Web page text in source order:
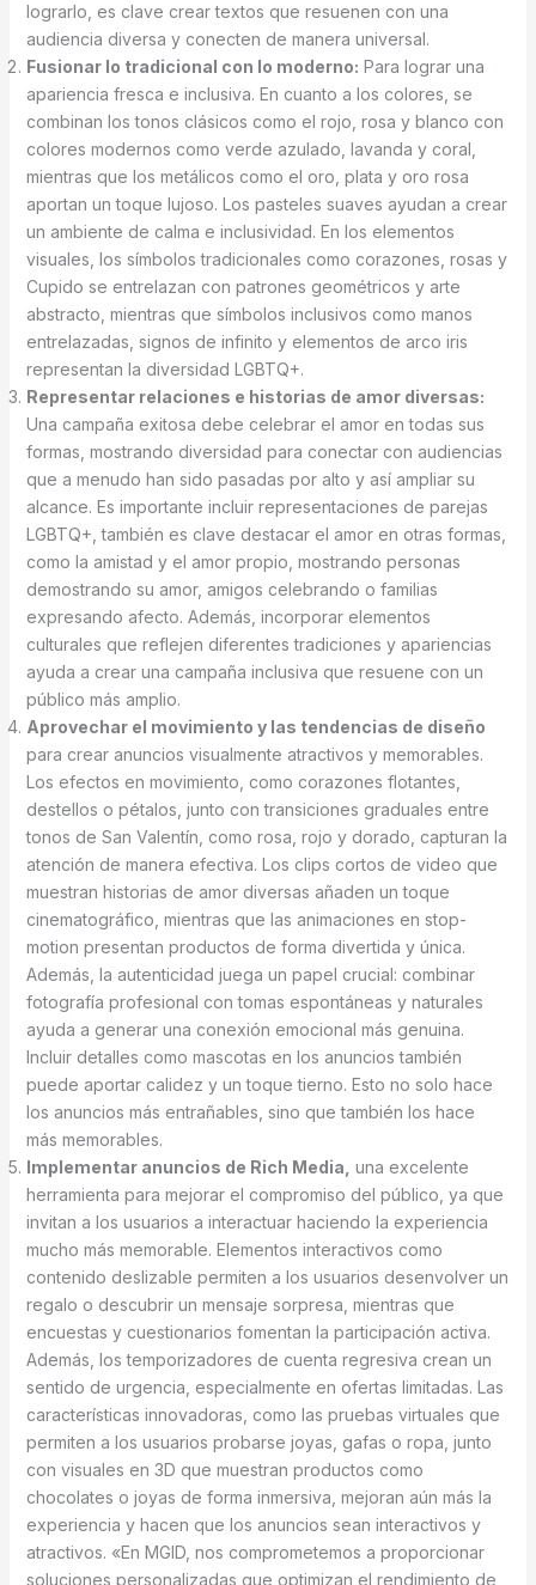
lograrlo, es clave crear textos que resuenen con una
audiencia diversa y conecten de manera universal.
Fusionar lo tradicional con lo moderno: Para lograr una
apariencia fresca e inclusiva. En cuanto a los colores, se
combinan los tonos clásicos como el rojo, rosa y blanco con
colores modernos como verde azulado, lavanda y coral,
mientras que los metálicos como el oro, plata y oro rosa
aportan un toque lujoso. Los pasteles suaves ayudan a crear
un ambiente de calma e inclusividad. En los elementos
visuales, los símbolos tradicionales como corazones, rosas y
Cupido se entrelazan con patrones geométricos y arte
abstracto, mientras que símbolos inclusivos como manos
entrelazadas, signos de infinito y elementos de arco iris
representan la diversidad LGBTQ+.
Representar relaciones e historias de amor diversas:
Una campaña exitosa debe celebrar el amor en todas sus
formas, mostrando diversidad para conectar con audiencias
que a menudo han sido pasadas por alto y así ampliar su
alcance. Es importante incluir representaciones de parejas
LGBTQ+, también es clave destacar el amor en otras formas,
como la amistad y el amor propio, mostrando personas
demostrando su amor, amigos celebrando o familias
expresando afecto. Además, incorporar elementos
culturales que reflejen diferentes tradiciones y apariencias
ayuda a crear una campaña inclusiva que resuene con un
público más amplio.
Aprovechar el movimiento y las tendencias de diseño
para crear anuncios visualmente atractivos y memorables.
Los efectos en movimiento, como corazones flotantes,
destellos o pétalos, junto con transiciones graduales entre
tonos de San Valentín, como rosa, rojo y dorado, capturan la
atención de manera efectiva. Los clips cortos de video que
muestran historias de amor diversas añaden un toque
cinematográfico, mientras que las animaciones en stop-
motion presentan productos de forma divertida y única.
Además, la autenticidad juega un papel crucial: combinar
fotografía profesional con tomas espontáneas y naturales
ayuda a generar una conexión emocional más genuina.
Incluir detalles como mascotas en los anuncios también
puede aportar calidez y un toque tierno. Esto no solo hace
los anuncios más entrañables, sino que también los hace
más memorables.
Implementar anuncios de Rich Media, una excelente
herramienta para mejorar el compromiso del público, ya que
invitan a los usuarios a interactuar haciendo la experiencia
mucho más memorable. Elementos interactivos como
contenido deslizable permiten a los usuarios desenvolver un
regalo o descubrir un mensaje sorpresa, mientras que
encuestas y cuestionarios fomentan la participación activa.
Además, los temporizadores de cuenta regresiva crean un
sentido de urgencia, especialmente en ofertas limitadas. Las
características innovadoras, como las pruebas virtuales que
permiten a los usuarios probarse joyas, gafas o ropa, junto
con visuales en 3D que muestran productos como
chocolates o joyas de forma inmersiva, mejoran aún más la
experiencia y hacen que los anuncios sean interactivos y
atractivos. «En MGID, nos comprometemos a proporcionar
soluciones personalizadas que optimizan el rendimiento de